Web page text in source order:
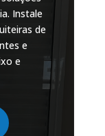
Instale
de
e
e